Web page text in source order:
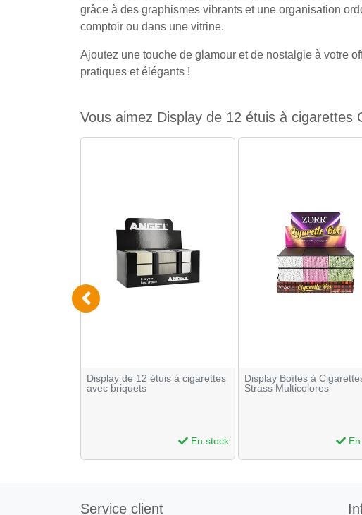
grâce à des graphismes vibrants et une organisation
comptoir ou dans une vitrine.
Ajoutez une touche de glamour et de nostalgie à votre
pratiques et élégants !
Vous aimez Display de 12 étuis à
Display de 12 étuis à cigarettes
avec briquets
En stock
Display Boîtes à
Strass Multicolores
Service client